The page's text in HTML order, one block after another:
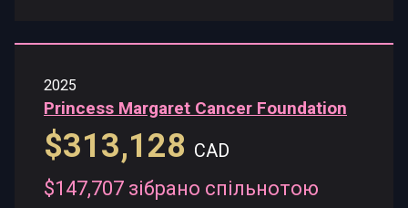
2025
Princess Margaret Cancer Foundation
$313,128 CAD
$147,707 зібрано спільнотою